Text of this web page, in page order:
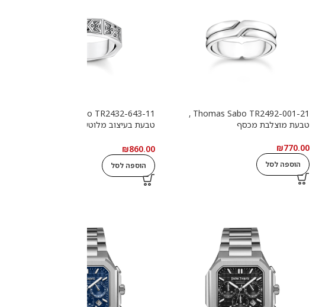
Thomas Sabo TR2492-001-21 ,
טבעת מוצלבת מכסף
₪770.00
הוספה לסל
טבעת בעיצוב מלוטש עם אבנים
₪860.00
הוספה לסל